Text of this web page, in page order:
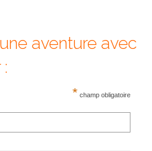
aventure avec
* champ obligatoire